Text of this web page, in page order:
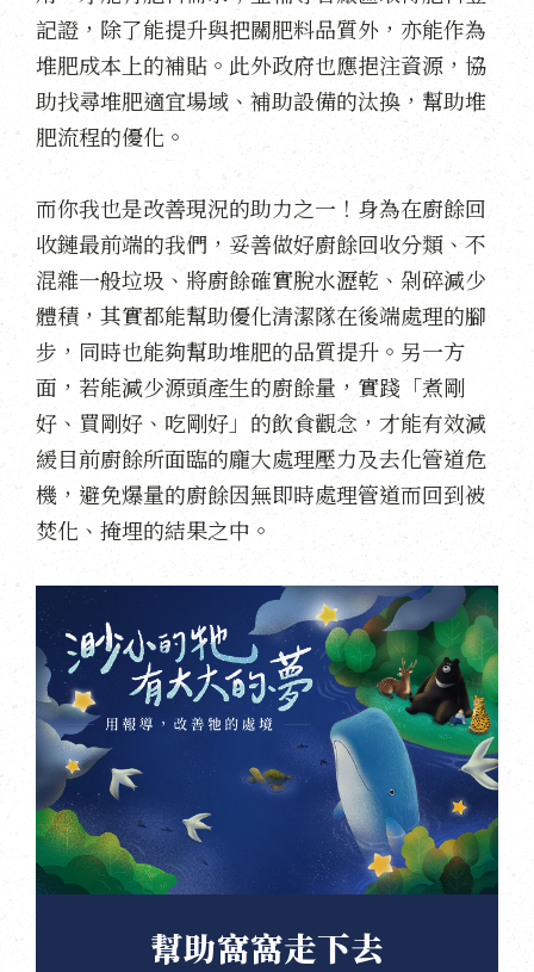
記證，除了能提升與把關肥料品質外，亦能作為
堆肥成本上的補貼。此外政府也應挹注資源，協
助找尋堆肥適宜場域、補助設備的汰換，幫助堆
肥流程的優化。
而你我也是改善現況的助力之一！身為在廚餘回
收鏈最前端的我們，妥善做好廚餘回收分類、不
混雜一般垃圾、將廚餘確實脫水瀝乾、剁碎減少
體積，其實都能幫助優化清潔隊在後端處理的腳
步，同時也能夠幫助堆肥的品質提升。另一方
面，若能減少源頭產生的廚餘量，實踐「煮剛
好、買剛好、吃剛好」的飲食觀念，才能有效減
緩目前廚餘所面臨的龐大處理壓力及去化管道危
機，避免爆量的廚餘因無即時處理管道而回到被
焚化、掩埋的結果之中。
幫助窩窩走下去